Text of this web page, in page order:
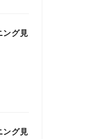
ング見
ング見